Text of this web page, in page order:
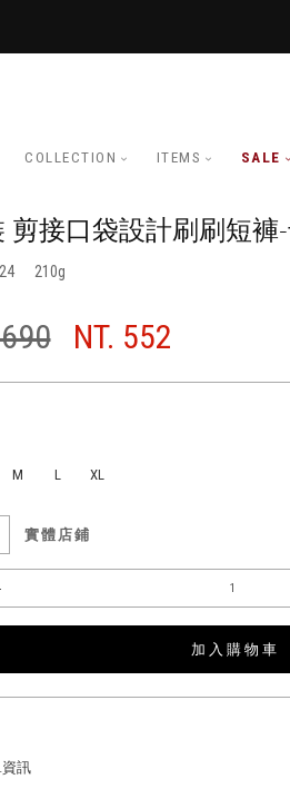
COLLECTION ITEMS SALE
剪接口袋設計刷刷短褲
210
NT. 552
M L XL
實體店鋪
加 入 購 物 車
訊